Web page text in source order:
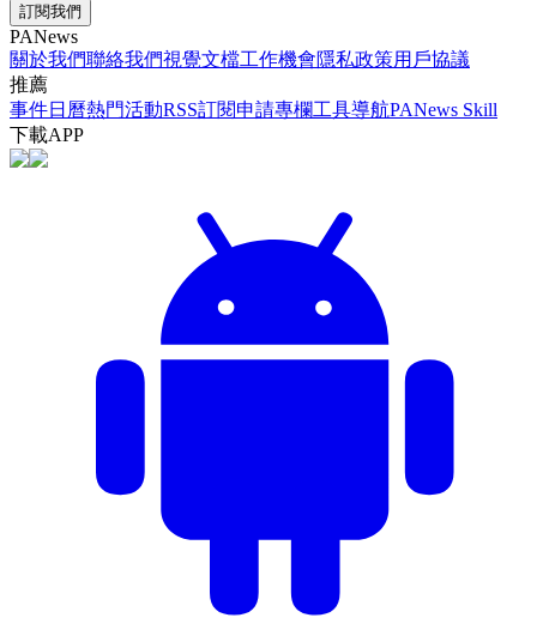
訂閱我們
PANews
關於我們聯絡我們視覺文檔工作機會隱私政策用戶協議
推薦
事件日曆熱門活動RSS訂閱申請專欄工具導航PANews Skill
下載APP